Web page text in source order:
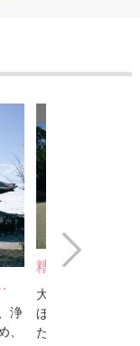
（ひこ
立され